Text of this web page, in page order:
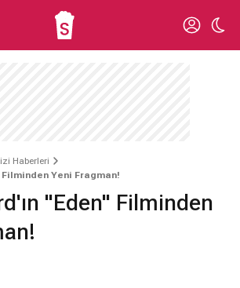
Haberleri
Yeni Fragman!
"Eden" Filminden